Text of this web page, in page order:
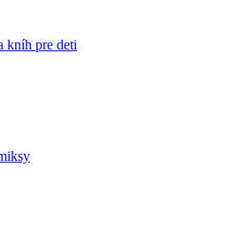
kníh pre deti